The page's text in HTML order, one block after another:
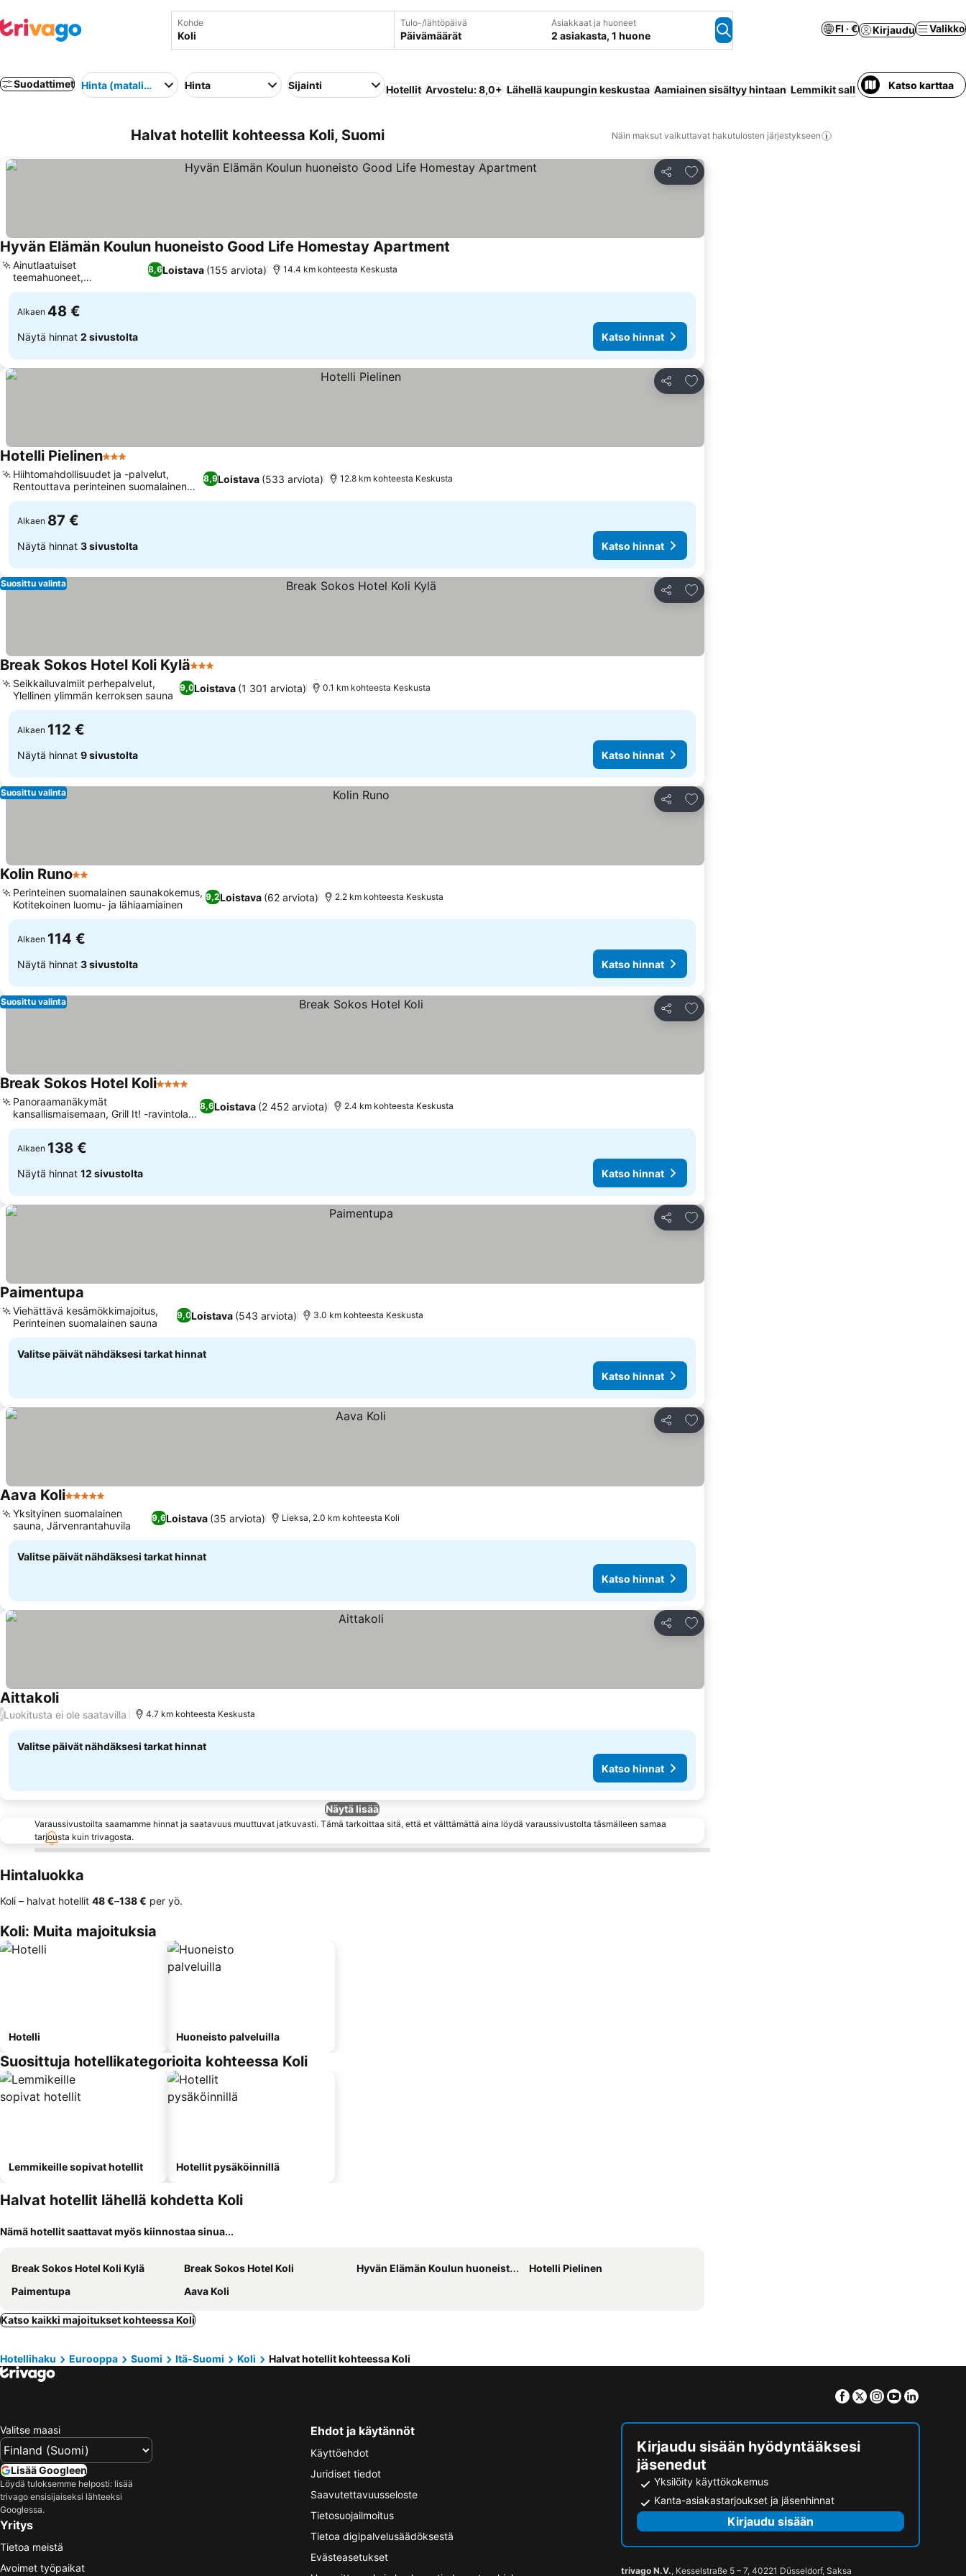
Kohde Tulo-/lähtöpäivä
Päivämäärät
Asiakkaat ja huoneet
2 asiakasta, 1 huone
FI · € Kirjaudu Valikko
Suodattimet Hinta (matalimmasta korkeimpaan)
Hinta Sijainti Hotellit Arvostelu: 8,0+ Lähellä kaupungin keskustaa Aamiainen sisältyy hintaan Lemmikit sallittu Pysäköinti Sauna
Katso karttaa
Halvat hotellit kohteessa Koli, Suomi Näin maksut vaikuttavat hakutulosten järjestykseen
Jaa
Lisää suosikkeihin
Hyvän Elämän Koulun huoneisto Good Life Homestay Apartment
8,6Loistava (155 arviota)
Ainutlaatuiset
teemahuoneet,
Ylipainehappihoito
14.4 km kohteesta Keskusta
Alkaen 48 €
Näytä hinnat 2 sivustolta Katso hinnat
Jaa
Lisää suosikkeihin
Hotelli Pielinen3 Tähtiluokitus
8,9Loistava (533 arviota)
Hiihtomahdollisuudet ja -palvelut,
Rentouttava perinteinen suomalainen
sauna
12.8 km kohteesta Keskusta
Alkaen 87 €
Näytä hinnat 3 sivustolta Katso hinnat
Jaa
Lisää suosikkeihin
Suosittu valinta
Break Sokos Hotel Koli Kylä3 Tähtiluokitus
9,0Loistava (1 301 arviota)
Seikkailuvalmiit perhepalvelut,
Ylellinen ylimmän kerroksen sauna
0.1 km kohteesta Keskusta
Alkaen 112 €
Näytä hinnat 9 sivustolta Katso hinnat
Jaa
Lisää suosikkeihin
Suosittu valinta
Kolin Runo2 Tähtiluokitus
9,2Loistava (62 arviota)
Perinteinen suomalainen saunakokemus,
Kotitekoinen luomu- ja lähiaamiainen
2.2 km kohteesta Keskusta
Alkaen 114 €
Näytä hinnat 3 sivustolta Katso hinnat
Jaa
Lisää suosikkeihin
Suosittu valinta
Break Sokos Hotel Koli4 Tähtiluokitus
8,6Loistava (2 452 arviota)
Panoraamanäkymät
kansallismaisemaan, Grill It! -ravintola
paikallisilla mauilla
2.4 km kohteesta Keskusta
Alkaen 138 €
Näytä hinnat 12 sivustolta Katso hinnat
Jaa
Lisää suosikkeihin
Paimentupa
9,0Loistava (543 arviota)
Viehättävä kesämökkimajoitus,
Perinteinen suomalainen sauna
3.0 km kohteesta Keskusta
Valitse päivät nähdäksesi tarkat hinnat
Katso hinnat
Jaa
Lisää suosikkeihin
Aava Koli5 Tähtiluokitus
9,6Loistava (35 arviota)
Yksityinen suomalainen
sauna, Järvenrantahuvila
Lieksa, 2.0 km kohteesta Koli
Valitse päivät nähdäksesi tarkat hinnat
Katso hinnat
Jaa
Lisää suosikkeihin
Aittakoli
/Luokitusta ei ole saatavilla 4.7 km kohteesta Keskusta
Valitse päivät nähdäksesi tarkat hinnat
Katso hinnat
Näytä lisää
Varaussivustoilta saamamme hinnat ja saatavuus muuttuvat jatkuvasti. Tämä tarkoittaa sitä, että et välttämättä aina löydä varaussivustolta täsmälleen samaa
tarjousta kuin trivagosta.
Hintaluokka
Koli – halvat hotellit ‎48 €–‎138 € per yö.
Koli: Muita majoituksia
Hotelli Huoneisto palveluilla
Suosittuja hotellikategorioita kohteessa Koli
Lemmikeille sopivat hotellit Hotellit pysäköinnillä
Halvat hotellit lähellä kohdetta Koli
Nämä hotellit saattavat myös kiinnostaa sinua...
Break Sokos Hotel Koli Kylä Break Sokos Hotel Koli Hyvän Elämän Koulun huoneisto Good Life Homestay Apartment
Hotelli Pielinen
Paimentupa
Aava Koli
Katso kaikki majoitukset kohteessa Koli
Hotellihaku Eurooppa Suomi Itä-Suomi Koli Halvat hotellit kohteessa Koli
Facebook
TwitterInstagram
Youtube
Valitse maasi
Lisää Googleen
Löydä tuloksemme helposti: lisää
trivago ensisijaiseksi lähteeksi
Googlessa.
Yritys
Tietoa meistä
Avoimet työpaikat
Ehdot ja käytännöt
Käyttöehdot
Juridiset tiedot
Saavutettavuusseloste
Tietosuojailmoitus
Tietoa digipalvelusäädöksestä
Evästeasetukset
Kirjaudu sisään hyödyntääksesi
jäsenedut
Yksilöity käyttökokemus
Kanta-asiakastarjoukset ja jäsenhinnat
Kirjaudu sisään
trivago N.V., Kesselstraße 5 – 7, 40221 Düsseldorf, Saksa